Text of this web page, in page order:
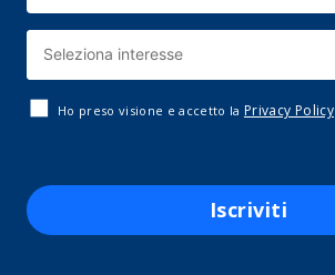
Ho preso visione e accetto la Privacy Policy
Iscriviti